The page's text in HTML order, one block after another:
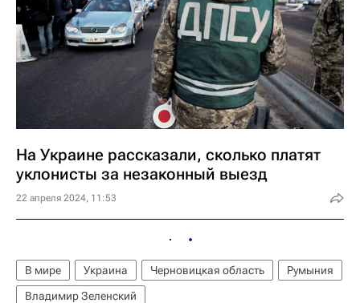
На Украине рассказали, сколько платят
уклонисты за незаконный выезд
22 апреля 2024, 11:53
В мире Украина Черновицкая область
Румыния
Владимир Зеленский